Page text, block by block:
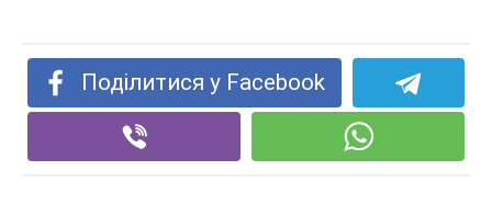
Поділитися у Facebook